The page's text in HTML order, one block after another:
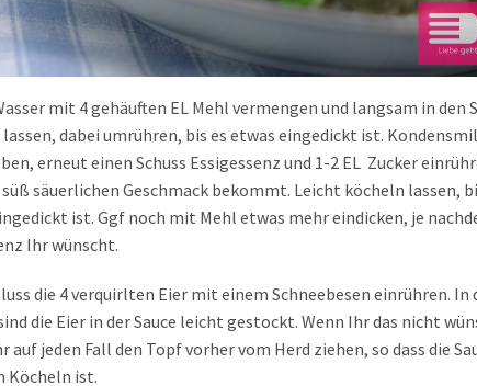
mit 4 gehäuften EL Mehl vermengen und langsam in den
dabei umrühren, bis es etwas eingedickt ist.
erneut einen Schuss Essigessenz und 1-2 EL Zucker
säuerlichen Geschmack bekommt. Leicht köcheln lassen,
ist. Ggf noch mit Mehl etwas mehr eindicken, je
Ihr wünscht.
die 4 verquirlten Eier mit einem Schneebesen einrühren. In
die Eier in der Sauce leicht gestockt. Wenn Ihr das nicht
auf jeden Fall den Topf vorher vom Herd ziehen, so dass die
Köcheln ist.